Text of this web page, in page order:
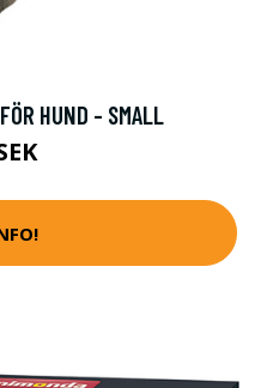
HUND - SMALL